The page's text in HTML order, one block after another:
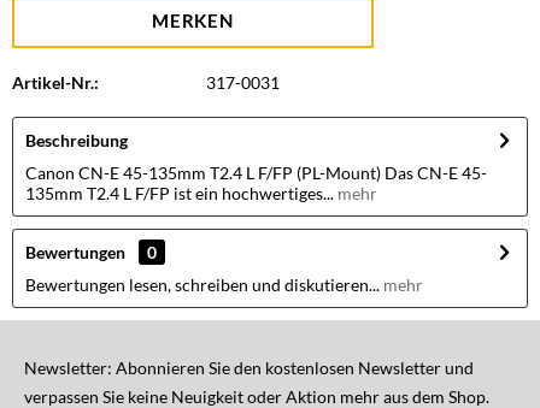
MERKEN
Artikel-Nr.: 317-0031
Beschreibung
Canon CN-E 45-135mm T2.4 L F/FP (PL-Mount) Das CN-E 45-
135mm T2.4 L F/FP ist ein hochwertiges... mehr
Bewertungen
0
Bewertungen lesen, schreiben und diskutieren... mehr
Newsletter: Abonnieren Sie den kostenlosen Newsletter und
verpassen Sie keine Neuigkeit oder Aktion mehr aus dem Shop.